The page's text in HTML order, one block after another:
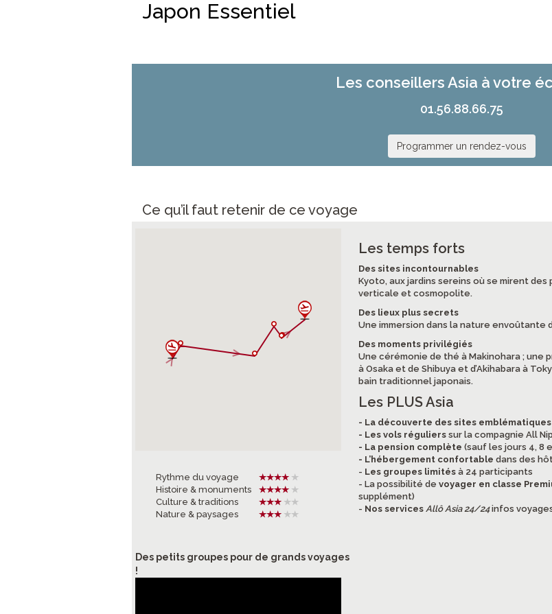
Japon Essentiel
Les conseillers Asia à votre
01.56.88.66.75
Programmer un rendez-vous
Ce qu’il faut retenir de ce voyage
Rythme du voyage
Histoire & monuments
Culture & traditions
Nature & paysages
Des petits groupes pour de grands voyages
!
Les temps forts
Des sites incontournables
Kyoto, aux jardins sereins où se mirent
verticale et cosmopolite.
Des lieux plus secrets
Une immersion dans la nature envoûtante
Des moments privilégiés
Une cérémonie de thé à Makinohara ; une
à Osaka et de Shibuya et d’Akihabara à
bain traditionnel japonais.
Les PLUS Asia
- La découverte des sites emblématiques
- Les vols régulierssur la compagnie All
- La pension complète (sauf les jours 4, 8
- L’hébergement confortable dans des
- Les groupes limitésà 24 participants
- La possibilité de voyager en classe
supplément)
- Nos services Allô Asia 24/24infos